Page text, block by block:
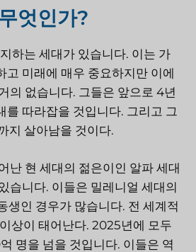
엇인가?
하는 세대가 있습니다. 이는 가
고 미래에 매우 중요하지만 이에
의 없습니다. 그들은 앞으로 4년
를 따라잡을 것입니다. 그리고 그
지 살아남을 것이다.
난 현 세대의 젊은이인 알파 세대
습니다. 이들은 밀레니얼 세대의
생인 경우가 많습니다. 전 세계적
상이 태어난다. 2025년에 모두
명을 넘을 것입니다. 이들은 역